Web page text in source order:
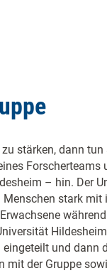
stärken, dann
– hin. Der
stark mit
und dann
mit der Gruppe